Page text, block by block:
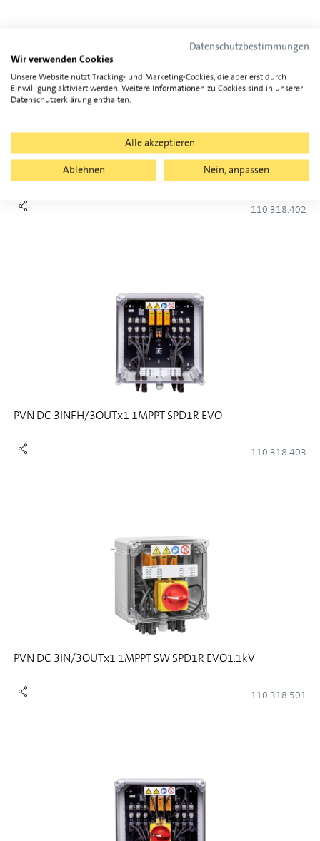
PVN DC 3IN/3OUT 1MPPT SPD1R EVO
110.318.402
PVN DC 3INFH/3OUTx1 1MPPT SPD1R EVO
110.318.403
PVN DC 3IN/3OUTx1 1MPPT SW SPD1R EVO1.1kV
110.318.501
Datenschutzbestimmungen
Wir verwenden Cookies
Unsere Website nutzt Tracking- und Marketing-Cookies, die aber erst durch
Einwilligung aktiviert werden. Weitere Informationen zu Cookies sind in unserer
Datenschutzerklärung enthalten.
Alle akzeptieren
Ablehnen
Nein, anpassen